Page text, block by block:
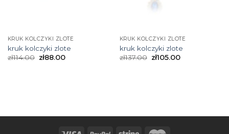
KRUK KOLCZYKI ZLOTE
kruk kolczyki zlote
zł114.00 zł88.00
KRUK KOLCZYKI ZLOTE
kruk kolczyki zlote
zł137.00 zł105.00